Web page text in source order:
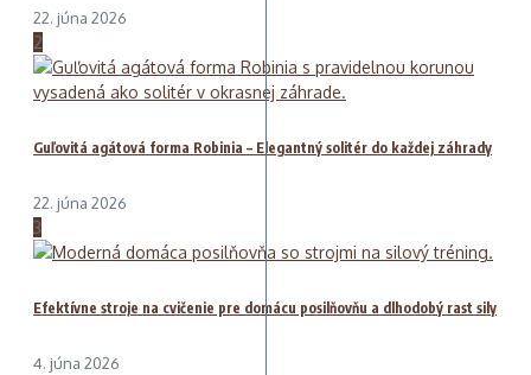
22. júna 2026
2
Guľovitá agátová forma Robinia – Elegantný solitér do každej záhrady
22. júna 2026
3
Efektívne stroje na cvičenie pre domácu posilňovňu a dlhodobý rast sily
4. júna 2026